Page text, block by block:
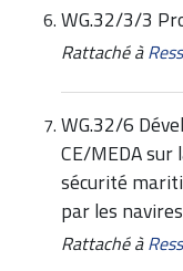
WG.32/3/3
Rattaché à
WG.32/6
CE/MEDA
sécurité
par les
Rattaché à